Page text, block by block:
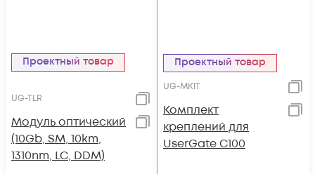
Проектный товар
UG-TLR
Модуль оптический
(10Gb, SM, 10km,
1310nm, LC, DDM)
Проектный товар
UG-MKIT
Комплект
креплений для
UserGate C100